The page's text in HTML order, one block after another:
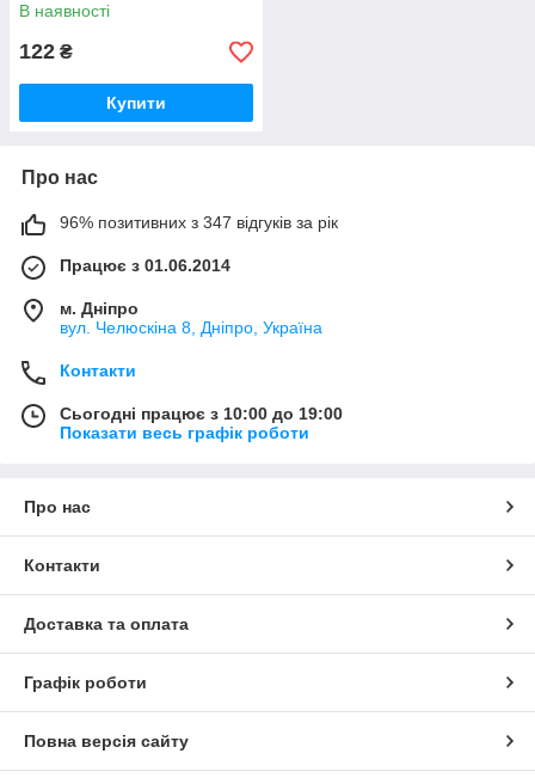
В наявності
122 ₴
Купити
Про нас
96% позитивних з 347 відгуків за рік
Працює з 01.06.2014
м. Дніпро
вул. Челюскіна 8, Дніпро, Україна
Контакти
Сьогодні працює з 10:00 до 19:00
Показати весь графік роботи
Про нас
Контакти
Доставка та оплата
Графік роботи
Повна версія сайту